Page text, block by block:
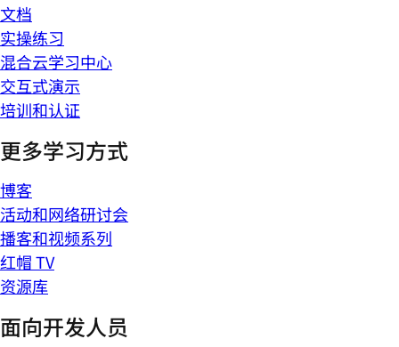
文档
实操练习
混合云学习中心
交互式演示
培训和认证
更多学习方式
博客
活动和网络研讨会
播客和视频系列
红帽 TV
资源库
面向开发人员